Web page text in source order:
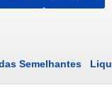
Semelhantes